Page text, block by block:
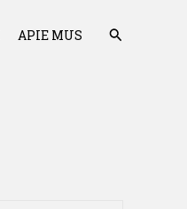
APIE MUS Paieška